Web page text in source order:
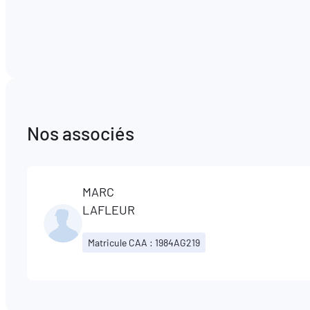
Nos associés
MARC
LAFLEUR
Matricule CAA : 1984AG219